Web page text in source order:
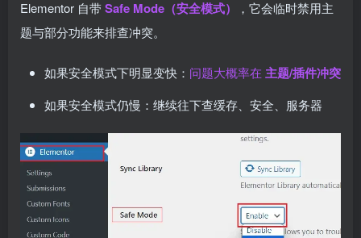
Elementor 自带Safe Mode（安全模式）
，它会临时禁用主
题与部分功能来排查冲突。
如果安全模式下明显变快： 问题大概率在 主题/插件冲突
如果安全模式仍慢：继续往下查缓存、安全、服务器